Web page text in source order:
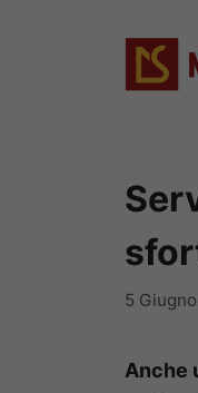
5
Anche